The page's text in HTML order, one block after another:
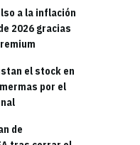
a la inflación
2026 gracias
el stock en
por el
de